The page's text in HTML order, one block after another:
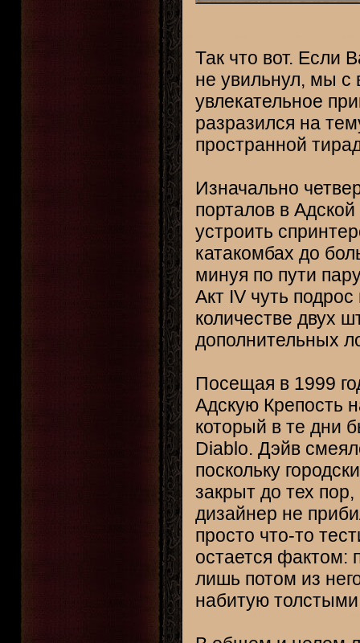
Так что вот. Если
не увильнул, мы с
увлекательное
разразился на
пространной
Изначально
порталов в
устроить
катакомбах до
минуя по пути
Акт IV чуть
количестве двух
дополнительных
Посещая в 1999
Адскую Крепость
который в те дни
Diablo. Дэйв
поскольку
закрыт до тех
дизайнер не
просто что-то
остается фактом:
лишь потом из
набитую